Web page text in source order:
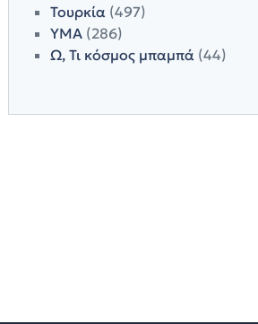
Τουρκία(497)
ΥΜΑ(286)
Ω, Τι κόσμος μπαμπά(44)